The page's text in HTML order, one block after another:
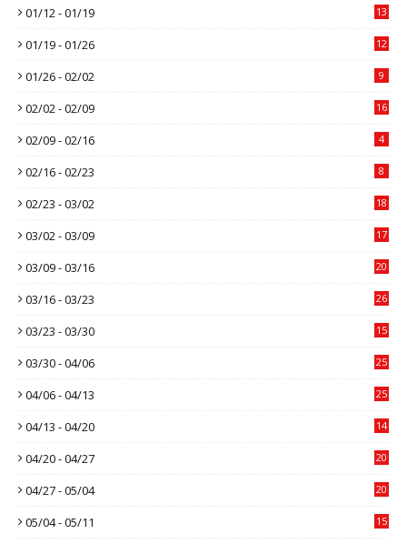
01/12 - 01/19 13
01/19 - 01/26 12
01/26 - 02/02 9
02/02 - 02/09 16
02/09 - 02/16 4
02/16 - 02/23 8
02/23 - 03/02 18
03/02 - 03/09 17
03/09 - 03/16 20
03/16 - 03/23 26
03/23 - 03/30 15
03/30 - 04/06 25
04/06 - 04/13 25
04/13 - 04/20 14
04/20 - 04/27 20
04/27 - 05/04 20
05/04 - 05/11 15